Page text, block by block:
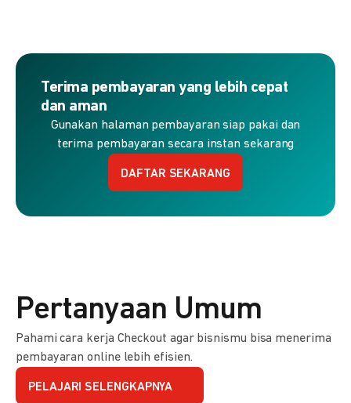
Terima pembayaran yang lebih cepat
dan aman
Gunakan halaman pembayaran siap pakai dan
terima pembayaran secara instan sekarang
DAFTAR SEKARANG
Pertanyaan Umum
Pahami cara kerja Checkout agar bisnismu bisa menerima
pembayaran online lebih efisien.
PELAJARI SELENGKAPNYA